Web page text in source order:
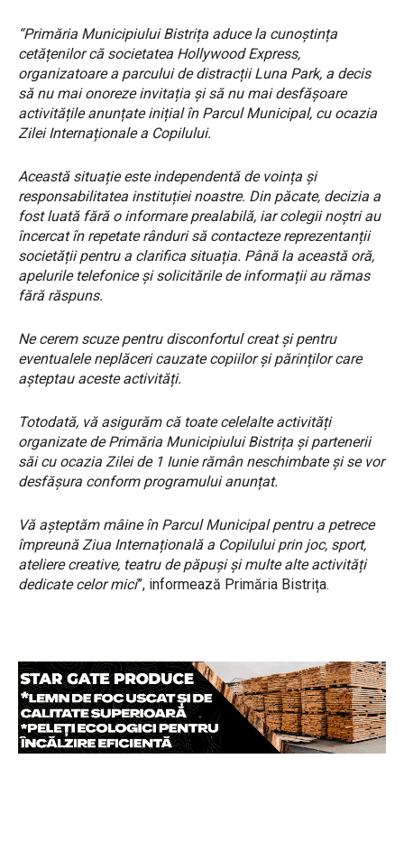
“Primăria Municipiului Bistrița aduce la cunoștința
cetățenilor că societatea Hollywood Express,
organizatoare a parcului de distracții Luna Park, a decis
să nu mai onoreze invitația și să nu mai desfășoare
activitățile anunțate inițial în Parcul Municipal, cu ocazia
Zilei Internaționale a Copilului.
Această situație este independentă de voința și
responsabilitatea instituției noastre. Din păcate, decizia a
fost luată fără o informare prealabilă, iar colegii noștri au
încercat în repetate rânduri să contacteze reprezentanții
societății pentru a clarifica situația. Până la această oră,
apelurile telefonice și solicitările de informații au rămas
fără răspuns.
Ne cerem scuze pentru disconfortul creat și pentru
eventualele neplăceri cauzate copiilor și părinților care
așteptau aceste activități.
Totodată, vă asigurăm că toate celelalte activități
organizate de Primăria Municipiului Bistrița și partenerii
săi cu ocazia Zilei de 1 Iunie rămân neschimbate și se vor
desfășura conform programului anunțat.
Vă așteptăm mâine în Parcul Municipal pentru a petrece
împreună Ziua Internațională a Copilului prin joc, sport,
ateliere creative, teatru de păpuși și multe alte activități
dedicate celor mici”, informează Primăria Bistrița.